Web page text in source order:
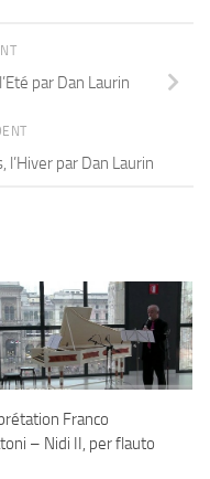
par Dan Laurin
l’Hiver par Dan Laurin
Franco
– Nidi II, per flauto